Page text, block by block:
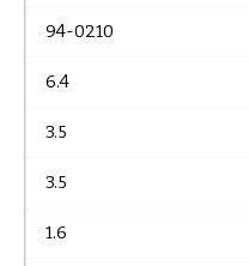
94-0210
6.4
3.5
3.5
1.6